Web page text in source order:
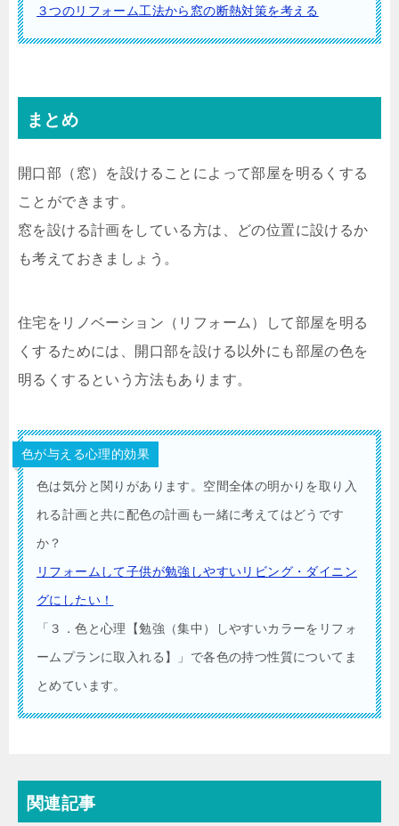
３つのリフォーム工法から窓の断熱対策を考える
まとめ
開口部（窓）を設けることによって部屋を明るくする
ことができます。
窓を設ける計画をしている方は、どの位置に設けるか
も考えておきましょう。
住宅をリノベーション（リフォーム）して部屋を明る
くするためには、開口部を設ける以外にも部屋の色を
明るくするという方法もあります。
色が与える心理的効果
色は気分と関りがあります。空間全体の明かりを取り入
れる計画と共に配色の計画も一緒に考えてはどうです
か？
リフォームして子供が勉強しやすいリビング・ダイニン
グにしたい！
「３．色と心理【勉強（集中）しやすいカラーをリフォ
ームプランに取入れる】」で各色の持つ性質についてま
とめています。
関連記事